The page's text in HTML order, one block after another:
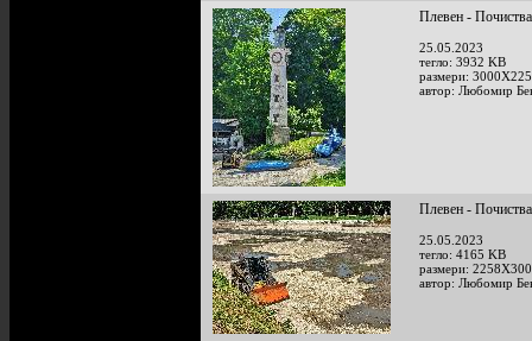
Плевен -
25.05.2023
тегло: 3932 KB
размери:
автор: Любомир
Плевен -
25.05.2023
тегло: 4165 KB
размери:
автор: Любомир